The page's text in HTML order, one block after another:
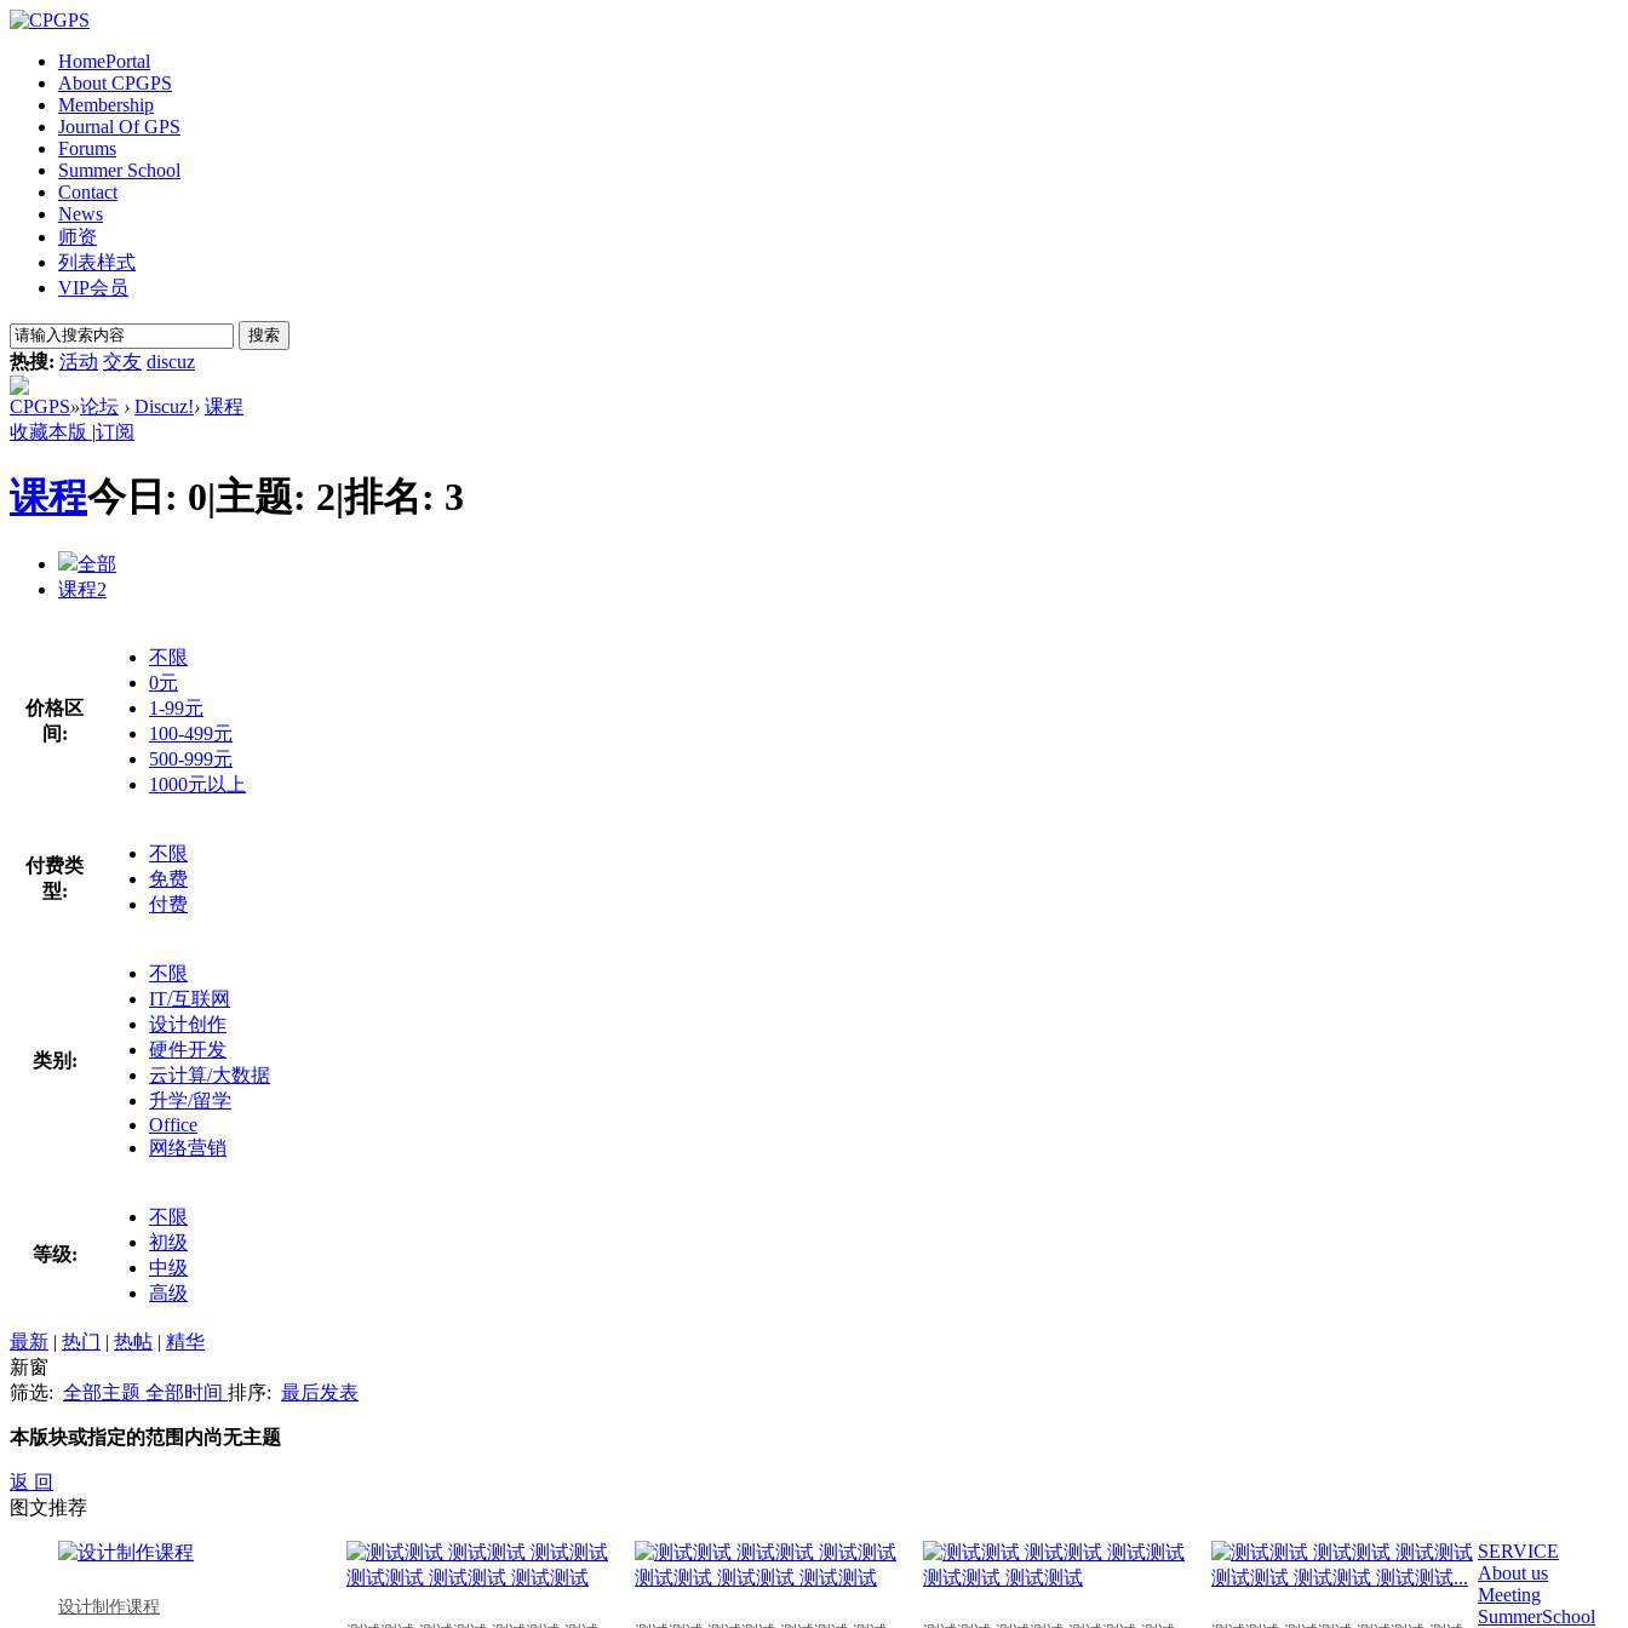
HomePortal
About CPGPS
Membership
Journal Of GPS
Forums
Summer School
Contact
News
师资
列表样式
VIP会员
搜索
热搜: 活动 交友 discuz
CPGPS»论坛 › Discuz!› 课程
收藏本版 |订阅
课程今日: 0|主题: 2|排名: 3
全部
课程2
价格区
间:
不限
0元
1-99元
100-499元
500-999元
1000元以上
付费类
型:
不限
免费
付费
类别:
不限
IT/互联网
设计创作
硬件开发
云计算/大数据
升学/留学
Office
网络营销
等级:
不限
初级
中级
高级
最新 | 热门 | 热帖 | 精华
新窗
筛选: 全部主题 全部时间 排序: 最后发表
本版块或指定的范围内尚无主题
返 回
图文推荐
设计制作课程
SERVICE
About us
Meeting
SummerSchool